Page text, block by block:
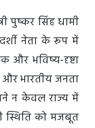
पुष्कर सिंह धामी
नेता के रूप में
और भविष्य-दृष्टा
भारतीय जनता
न केवल राज्य में
स्थिति को मजबूत